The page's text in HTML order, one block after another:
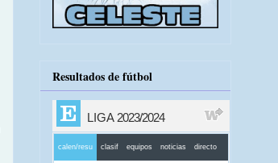
Resultados de fútbol